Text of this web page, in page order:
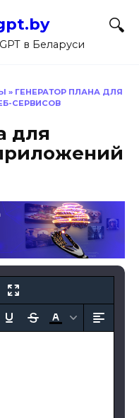
в Беларуси
» ГЕНЕРАТОР ПЛАНА ДЛЯ
СЕРВИСОВ
для